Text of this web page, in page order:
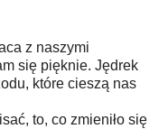
z naszymi
się pięknie. Jędrek
które cieszą nas
to, co zmieniło się